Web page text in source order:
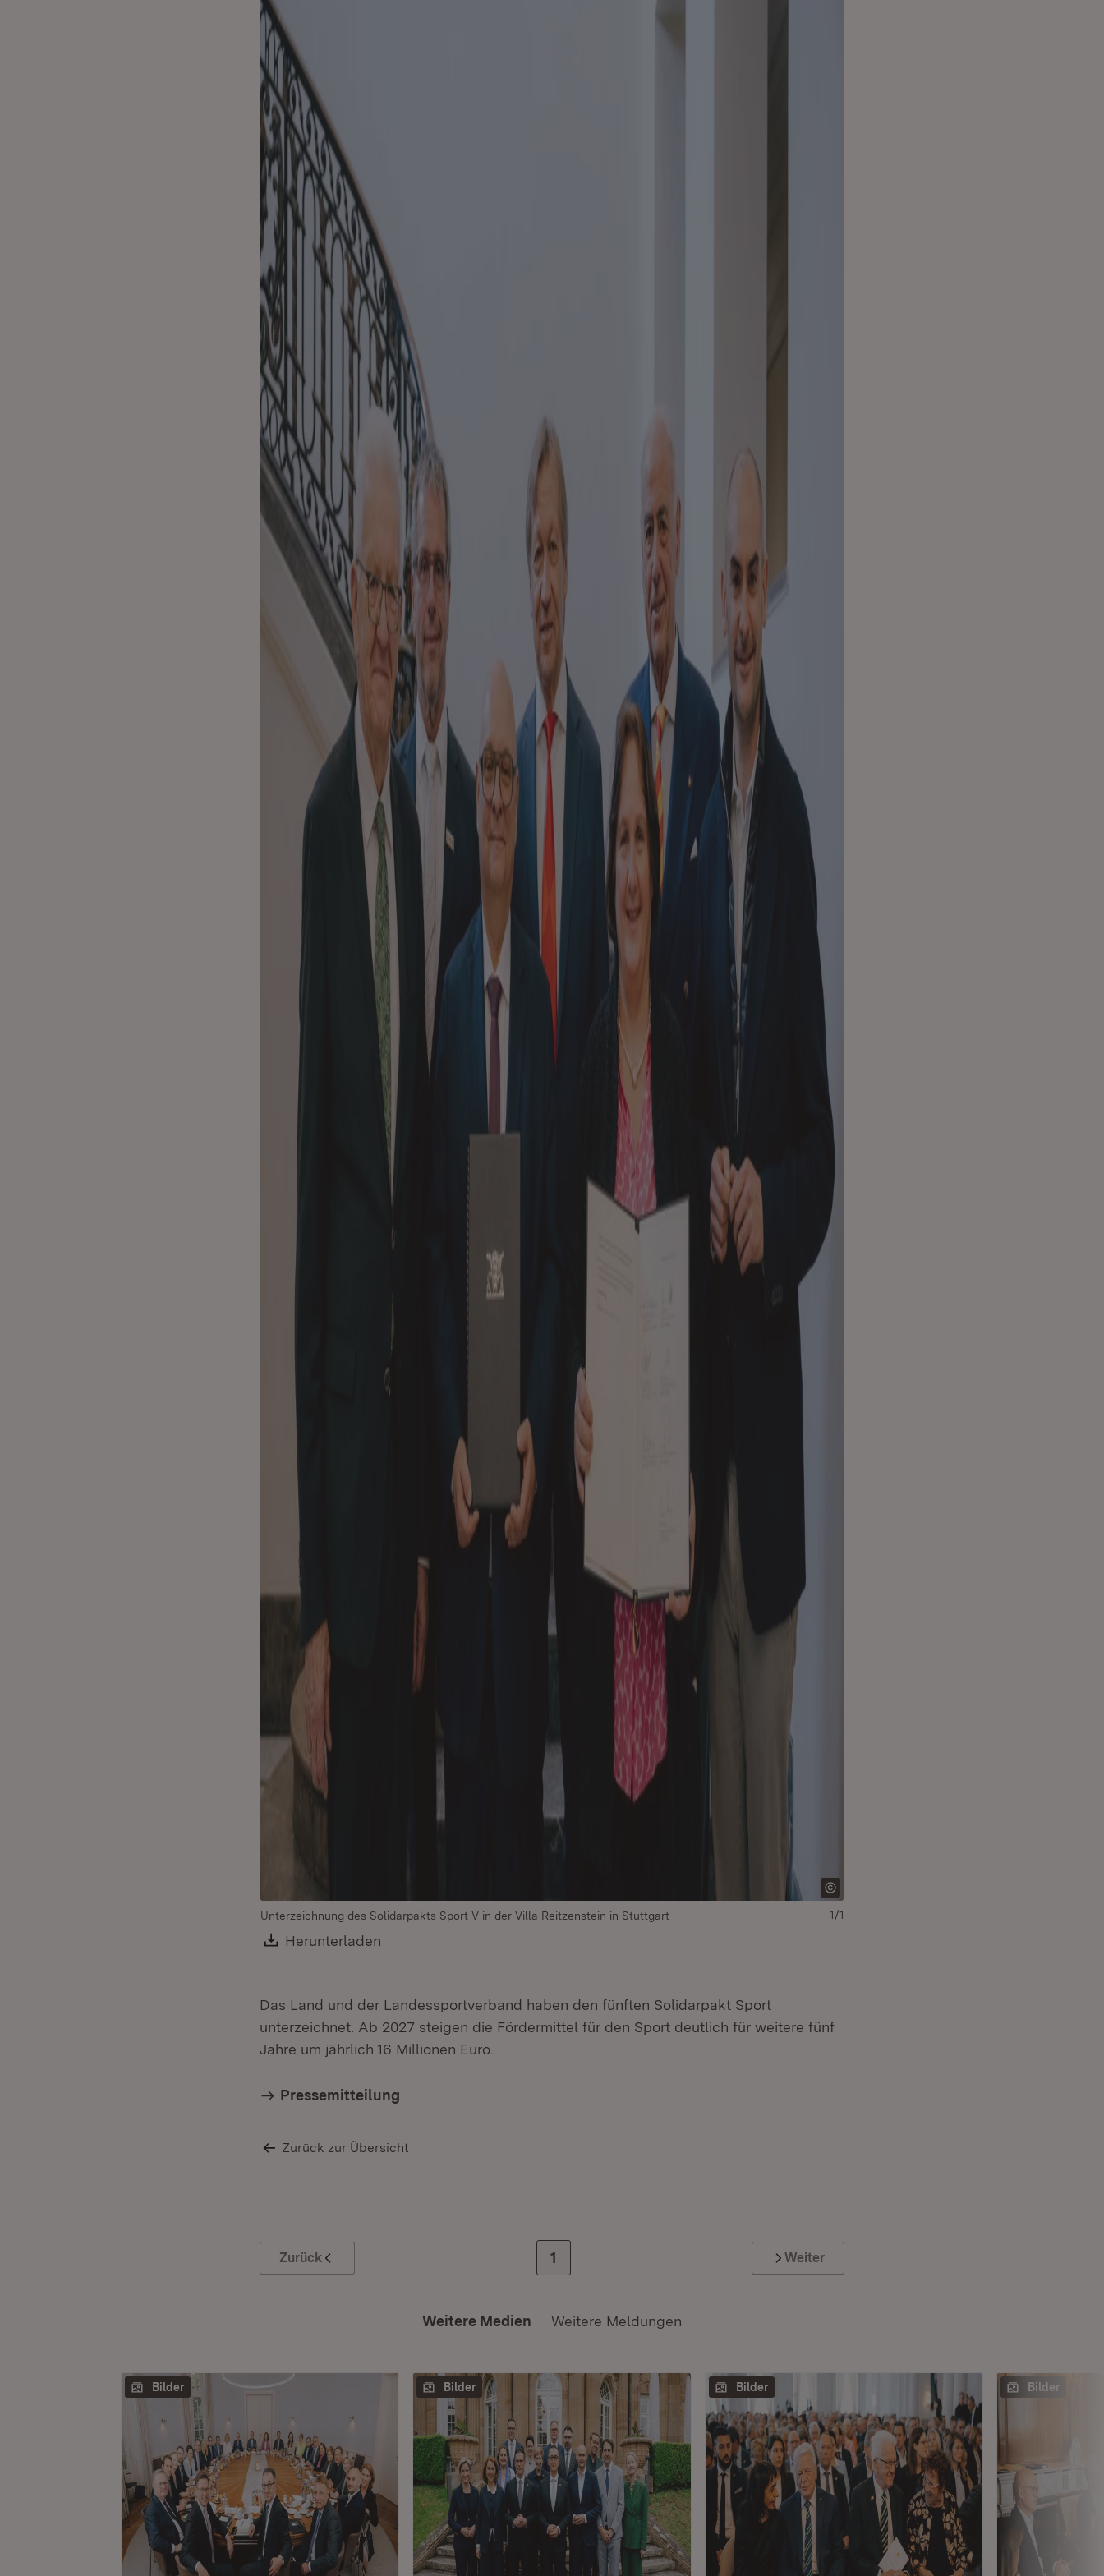
Unterzeichnung des Solidarpakts Sport V in der Villa Reitzenstein in Stuttgart
Download:
Herunterladen
1/1
Das Land und der Landessportverband haben den fünften Solidarpakt Sport
unterzeichnet. Ab 2027 steigen die Fördermittel für den Sport deutlich für weitere fünf
Jahre um jährlich 16 Millionen Euro.
Pressemitteilung
Zurück zur Übersicht
Zurück Zur letzten Seite
1 Weiter
Weitere Medien Weitere Meldungen
Bilder Bilder Bilder Bilder